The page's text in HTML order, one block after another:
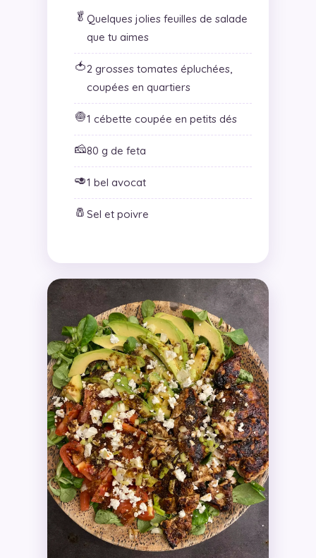
🥬 Quelques jolies feuilles de salade
que tu aimes
🍅2 grosses tomates épluchées,
coupées en quartiers
🧅1 cébette coupée en petits dés
🧀80 g de feta
🥑1 bel avocat
🧂 Sel et poivre